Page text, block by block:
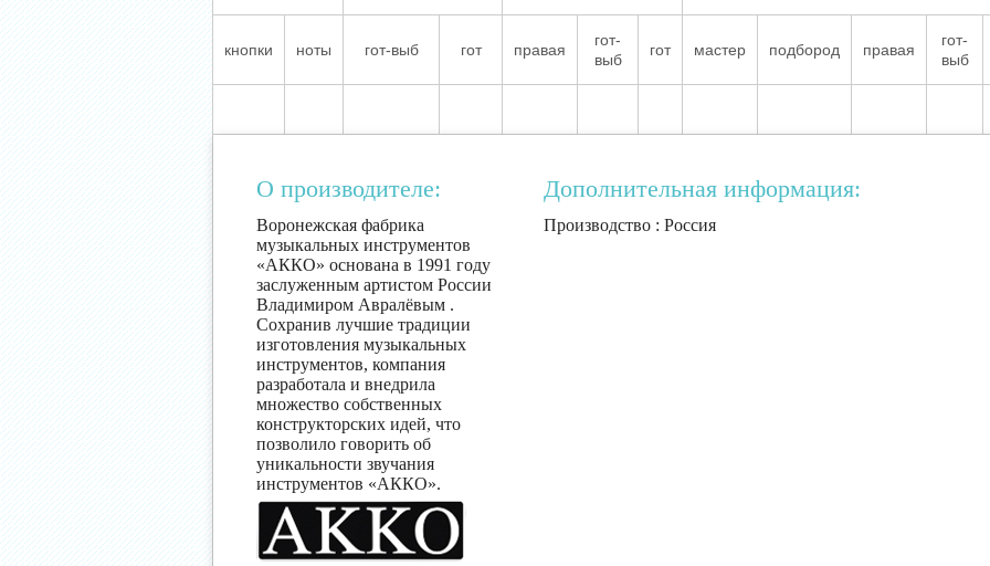
кнопки ноты гот-выб гот правая
гот-
выб
гот мастер подбород правая
гот-
выб
О производителе:
Воронежская фабрика
музыкальных инструментов
«АККО» основана в 1991 году
заслуженным артистом России
Владимиром Авралёвым .
Сохранив лучшие традиции
изготовления музыкальных
инструментов, компания
разработала и внедрила
множество собственных
конструкторских идей, что
позволило говорить об
уникальности звучания
инструментов «АККО».
Дополнительная информация:
Производство : Россия